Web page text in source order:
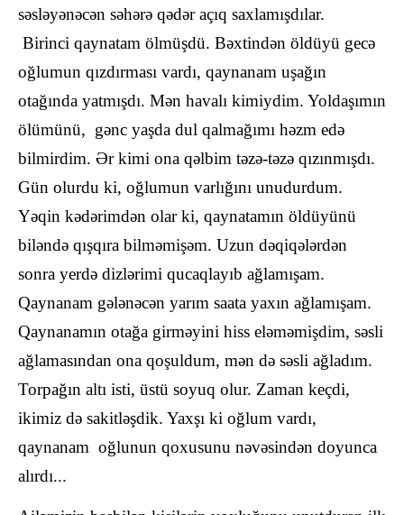
səsləyənəcən səhərə qədər açıq saxlamışdılar.
Birinci qaynatam ölmüşdü. Bəxtindən öldüyü gecə
oğlumun qızdırması vardı, qaynanam uşağın
otağında yatmışdı. Mən havalı kimiydim. Yoldaşımın
ölümünü, gənc yaşda dul qalmağımı həzm edə
bilmirdim. Ər kimi ona qəlbim təzə-təzə qızınmışdı.
Gün olurdu ki, oğlumun varlığını unudurdum.
Yəqin kədərimdən olar ki, qaynatamın öldüyünü
biləndə qışqıra bilməmişəm. Uzun dəqiqələrdən
sonra yerdə dizlərimi qucaqlayıb ağlamışam.
Qaynanam gələnəcən yarım saata yaxın ağlamışam.
Qaynanamın otağa girməyini hiss eləməmişdim, səsli
ağlamasından ona qoşuldum, mən də səsli ağladım.
Torpağın altı isti, üstü soyuq olur. Zaman keçdi,
ikimiz də sakitləşdik. Yaxşı ki oğlum vardı,
qaynanam oğlunun qoxusunu nəvəsindən doyunca
alırdı...